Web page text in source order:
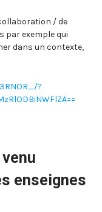
/ de
par exemple qui
dans un contexte,
?
enseignes